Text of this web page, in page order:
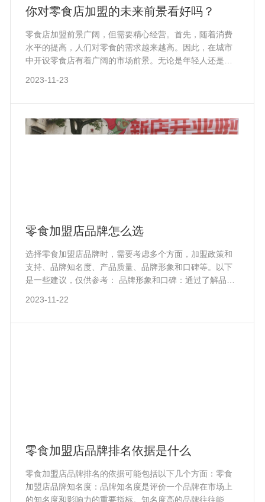
你对零食店加盟的未来前景看好吗？
零食店加盟前景广阔，但需要精心经营。首先，随着消费
水平的提高，人们对零食的需求越来越高。因此，在城市
中开设零食店有着广阔的市场前景。无论是年轻人还是老
2023-11-23
零食加盟店品牌怎么选
选择零食加盟店品牌时，需要考虑多个方面，加盟政策和
支持、品牌知名度、产品质量、品牌形象和口碑等。以下
是一些建议，仅供参考： 品牌形象和口碑：通过了解品牌
2023-11-22
零食加盟店品牌排名依据是什么
零食加盟店品牌排名的依据可能包括以下几个方面：零食
加盟店品牌知名度：品牌知名度是评价一个品牌在市场上
的知名度和影响力的重要指标。知名度高的品牌往往能够